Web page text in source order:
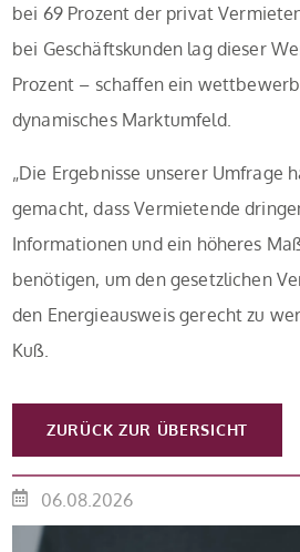
bei 69 Prozent der privat
bei Geschäftskunden lag dieser
Prozent – schaffen ein
dynamisches Marktumfeld.
„Die Ergebnisse unserer Umfrage
gemacht, dass Vermietende
Informationen und ein höheres
benötigen, um den gesetzlichen
den Energieausweis gerecht zu
Kuß.
ZURÜCK ZUR ÜBERSICHT
06.08.2026